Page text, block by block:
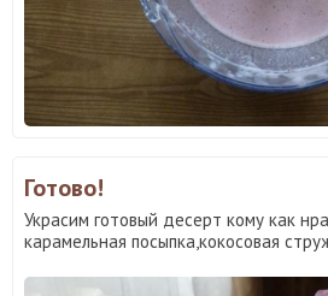
Готово!
Украсим готовый десерт кому как
карамельная посыпка,кокосовая